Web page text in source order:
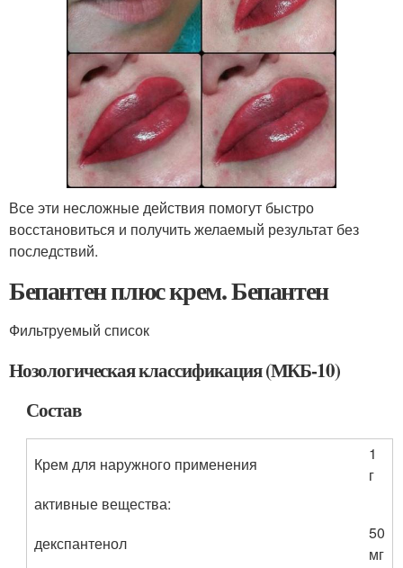
Все эти несложные действия помогут быстро
восстановиться и получить желаемый результат без
последствий.
Бепантен плюс крем. Бепантен
Фильтруемый список
Нозологическая классификация (МКБ-10)
Состав
Крем для наружного применения
1
г
активные вещества:
декспантенол
50
мг